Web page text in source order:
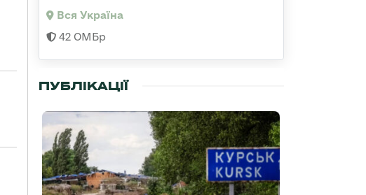
Вся Україна
42 ОМБр
ПУБЛІКАЦІЇ